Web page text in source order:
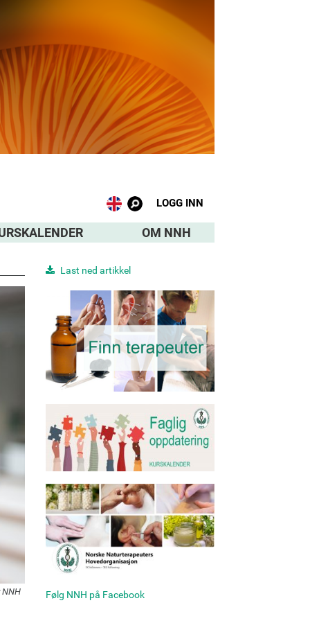
LOGG INN
OM NNH
Last ned artikkel
Følg NNH på Facebook